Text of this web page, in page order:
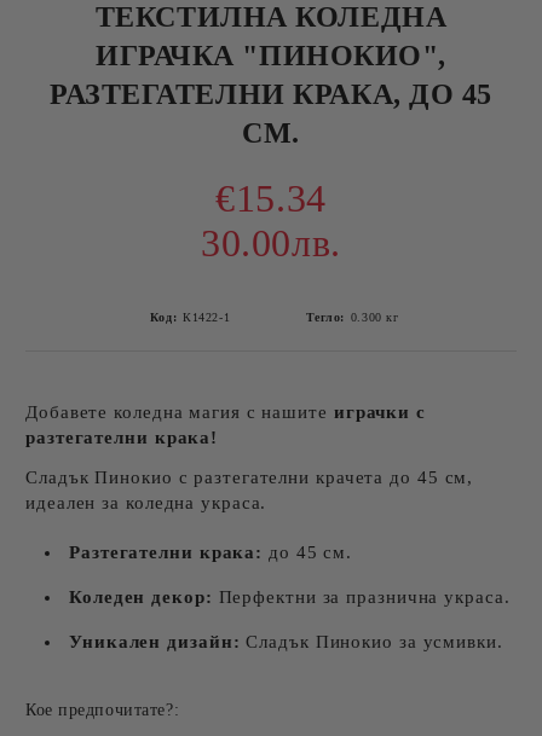
ТЕКСТИЛНА КОЛЕДНА
ИГРАЧКА "ПИНОКИО",
РАЗТЕГАТЕЛНИ КРАКА, ДО 45
СМ.
€15.34
30.00лв.
Код: К1422-1 Тегло: 0.300 кг
Добавете коледна магия с нашите играчки с
разтегателни крака!
Сладък Пинокио с разтегателни крачета до 45 см,
идеален за коледна украса.
Разтегателни крака: до 45 см.
Коледен декор: Перфектни за празнична украса.
Уникален дизайн: Сладък Пинокио за усмивки.
Кое предпочитате?: